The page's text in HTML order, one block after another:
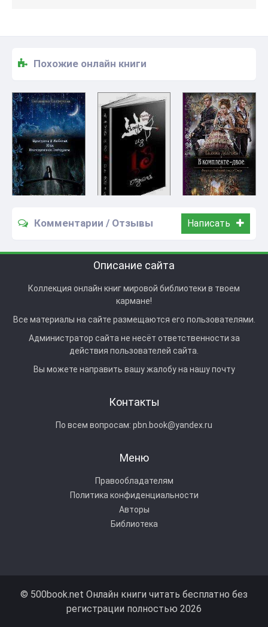
Похожие онлайн книги
Комментарии / Отзывы Написать
Описание сайта
Коллекция онлайн книг мировой библиотеки в твоем
кармане!
Все материалы на сайте размещаются его пользователями.
Администратор сайта не несёт ответственности за
действия пользователей сайта.
Вы можете направить вашу жалобу на нашу почту
Контакты
По всем вопросам: pbn.book@yandex.ru
Меню
Правообладателям
Политика конфиденциальности
Авторы
Библиотека
© 500book.net Онлайн книги читать бесплатно без
регистрации полностью 2026